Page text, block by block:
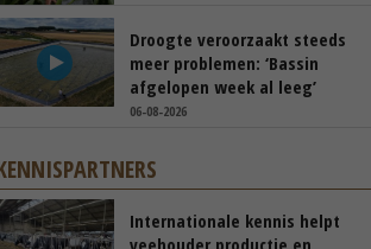
Droogte veroorzaakt steeds
meer problemen: ‘Bassin
afgelopen week al leeg’
06-08-2026
Internationale kennis helpt
veehouder productie en